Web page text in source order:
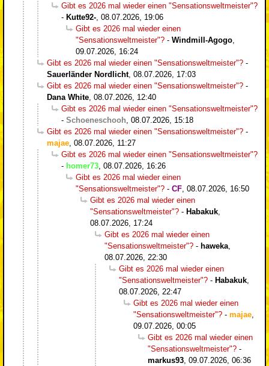
Gibt es 2026 mal wieder einen "Sensationsweltmeister"?
- Kutte92- 08.07.2026, 19:06
Gibt es 2026 mal wieder einen
"Sensationsweltmeister"? - Windmill-Agogo
09.07.2026, 16:24
Gibt es 2026 mal wieder einen "Sensationsweltmeister"? -
Sauerländer Nordlicht, 08.07.2026, 17:03
Gibt es 2026 mal wieder einen "Sensationsweltmeister"? -
Dana White 08.07.2026, 12:40
Gibt es 2026 mal wieder einen "Sensationsweltmeister"?
- Schoeneschooh 08.07.2026, 15:18
Gibt es 2026 mal wieder einen "Sensationsweltmeister"? -
majae 08.07.2026, 11:27
Gibt es 2026 mal wieder einen "Sensationsweltmeister"?
- homer73 08.07.2026, 16:26
Gibt es 2026 mal wieder einen
"Sensationsweltmeister"? - CF 08.07.2026, 16:50
Gibt es 2026 mal wieder einen
"Sensationsweltmeister"? - Habakuk
08.07.2026, 17:24
Gibt es 2026 mal wieder einen
"Sensationsweltmeister"? - haweka
08.07.2026, 22:30
Gibt es 2026 mal wieder einen
"Sensationsweltmeister"? - Habakuk
08.07.2026, 22:47
Gibt es 2026 mal wieder einen
"Sensationsweltmeister"? - majae
09.07.2026, 00:05
Gibt es 2026 mal wieder einen
"Sensationsweltmeister"? -
markus93 09.07.2026, 06:36